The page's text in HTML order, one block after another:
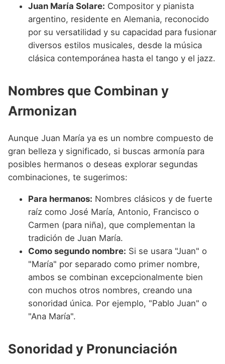
Juan María Solare: Compositor y pianista
argentino, residente en Alemania, reconocido
por su versatilidad y su capacidad para fusionar
diversos estilos musicales, desde la música
clásica contemporánea hasta el tango y el jazz.
Nombres que Combinan y
Armonizan
Aunque Juan María ya es un nombre compuesto de
gran belleza y significado, si buscas armonía para
posibles hermanos o deseas explorar segundas
combinaciones, te sugerimos:
Para hermanos: Nombres clásicos y de fuerte
raíz como José María, Antonio, Francisco o
Carmen (para niña), que complementan la
tradición de Juan María.
Como segundo nombre: Si se usara "Juan" o
"María" por separado como primer nombre,
ambos se combinan excepcionalmente bien
con muchos otros nombres, creando una
sonoridad única. Por ejemplo, "Pablo Juan" o
"Ana María".
Sonoridad y Pronunciación